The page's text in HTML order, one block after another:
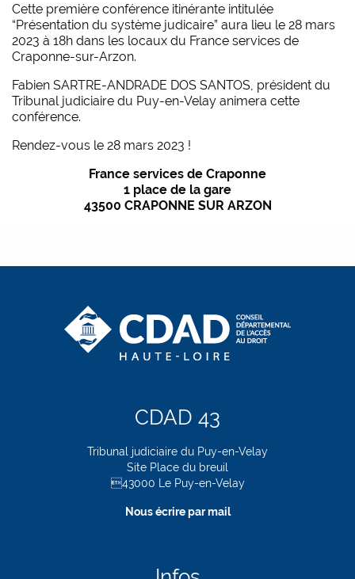
Cette première conférence itinérante intitulée
“Présentation du système judicaire” aura lieu le 28 mars
2023 à 18h dans les locaux du France services de
Craponne-sur-Arzon.
Fabien SARTRE-ANDRADE DOS SANTOS, président du
Tribunal judiciaire du Puy-en-Velay animera cette
conférence.
Rendez-vous le 28 mars 2023 !
France services de Craponne
1 place de la gare
43500 CRAPONNE SUR ARZON
CDAD 43
Tribunal judiciaire du Puy-en-Velay
Site Place du breuil
43000 Le Puy-en-Velay
Nous écrire par mail